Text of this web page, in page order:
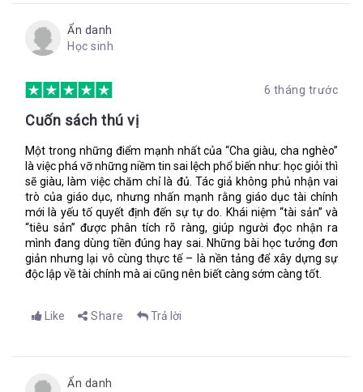
Ẩn danh
Học sinh
6 tháng trước
Cuốn sách thú vị
Một trong những điểm mạnh nhất của “Cha giàu, cha nghèo”
là việc phá vỡ những niềm tin sai lệch phổ biến như: học giỏi thì
sẽ giàu, làm việc chăm chỉ là đủ. Tác giả không phủ nhận vai
trò của giáo dục, nhưng nhấn mạnh rằng giáo dục tài chính
mới là yếu tố quyết định đến sự tự do. Khái niệm “tài sản” và
“tiêu sản” được phân tích rõ ràng, giúp người đọc nhận ra
mình đang dùng tiền đúng hay sai. Những bài học tưởng đơn
giản nhưng lại vô cùng thực tế – là nền tảng để xây dựng sự
độc lập về tài chính mà ai cũng nên biết càng sớm càng tốt.
Like Share Trả lời
Ẩn danh